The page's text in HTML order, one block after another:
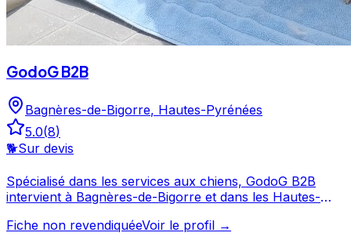
GodoG B2B
Bagnères-de-Bigorre, Hautes-Pyrénées
5.0(8)
🐕Sur devis
Spécialisé dans les services aux chiens, GodoG B2B
intervient à Bagnères-de-Bigorre et dans les Hautes-
propose un service attentionné pour votre compagnon.
Fiche non revendiquéeVoir le profil →